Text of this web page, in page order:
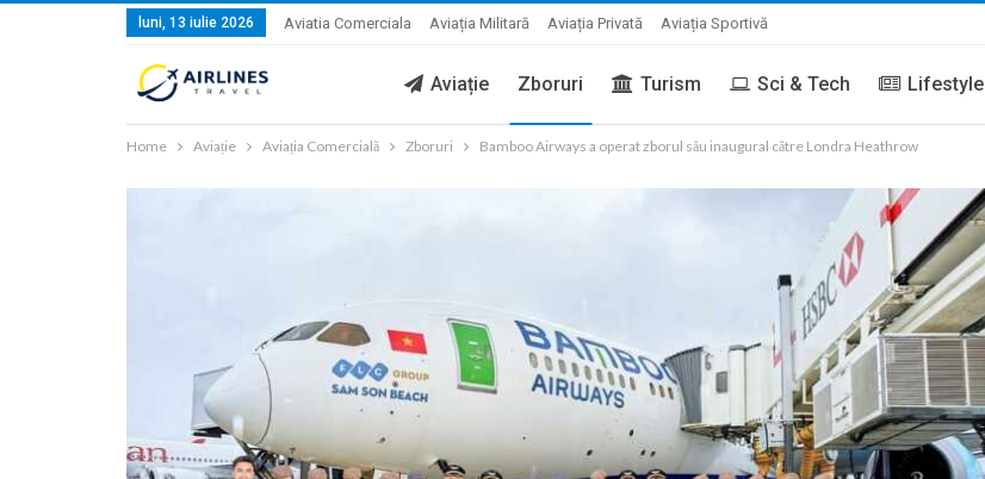
luni, 13 iulie 2026 Aviatia Comerciala Aviația Militară Aviația Privată Aviația Sportivă
Aviație Zboruri Turism Sci & Tech Lifestyle
Home Aviație Aviația Comercială Zboruri Bamboo Airways a operat zborul său inaugural către Londra Heathrow